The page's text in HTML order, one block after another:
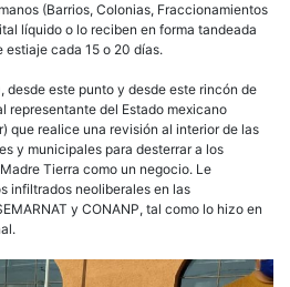
(Barrios, Colonias, Fraccionamientos
líquido o lo reciben en forma tandeada
estiaje cada 15 o 20 días.
desde este punto y desde este rincón de
representante del Estado mexicano
que realice una revisión al interior de las
y municipales para desterrar a los
Tierra como un negocio. Le
infiltrados neoliberales en las
y CONANP, tal como lo hizo en